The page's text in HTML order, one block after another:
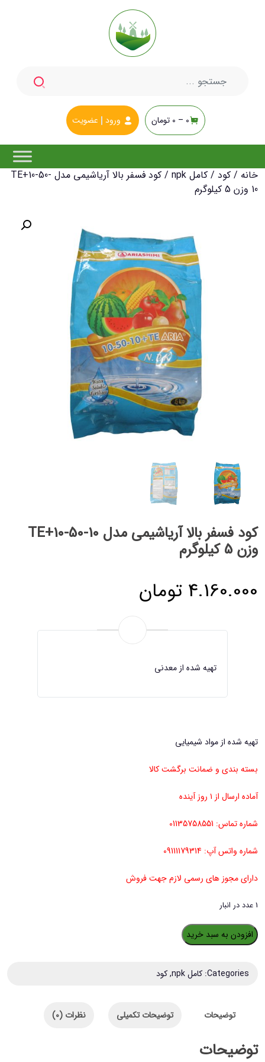
0 –
0 تومان ورود عضویت
خانه / کود / کامل npk
/ کود فسفر بالا آریاشیمی مدل TE+10-50-
10 وزن 5 کیلوگرم
کود فسفر بالا آریاشیمی مدل TE+10-50-10
وزن 5 کیلوگرم
4.160.000 تومان
تهیه شده از معدنی
تهیه شده از مواد شیمیایی
بسته بندی و ضمانت برگشت کالا
آماده ارسال از ۱ روز آینده
شماره تماس: 01135758551
شماره واتس آپ: 09111179314
دارای مجوز های رسمی لازم جهت فروش
1 عدد در انبار
کود
TE+10-
10
افزودن به سبد خرید
Categories: کامل npk ,کود
توضیحات توضیحات تکمیلی نظرات (0)
توضیحات